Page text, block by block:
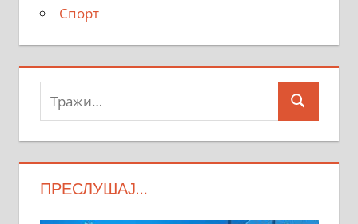
Спорт
Тражи:
Search
ПРЕСЛУШАЈ…